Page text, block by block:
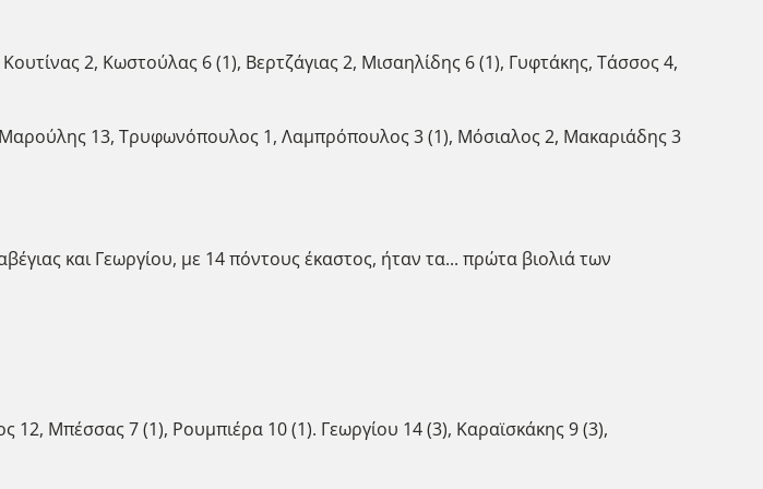
2, Κωστούλας 6 (1), Βερτζάγιας 2, Μισαηλίδης 6 (1), Γυφτάκης, Τάσσος 4,
Μαρούλης 13, Τρυφωνόπουλος 1, Λαμπρόπουλος 3 (1), Μόσιαλος 2, Μακαριάδης 3
και Γεωργίου, με 14 πόντους έκαστος, ήταν τα... πρώτα βιολιά των
12, Μπέσσας 7 (1), Ρουμπιέρα 10 (1). Γεωργίου 14 (3), Καραϊσκάκης 9 (3),